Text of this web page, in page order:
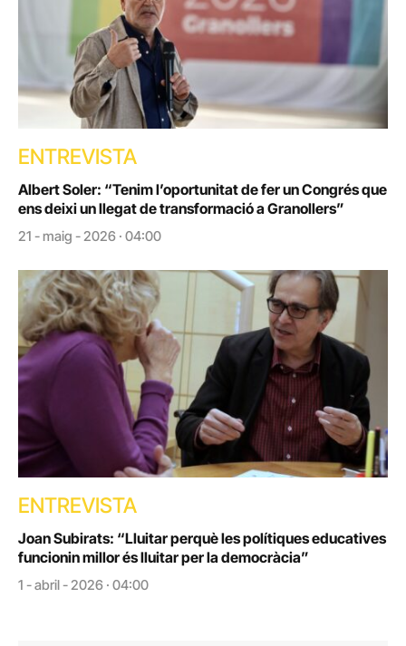
ENTREVISTA
Albert Soler: “Tenim l’oportunitat de fer un Congrés que
ens deixi un llegat de transformació a Granollers”
21 - maig - 2026 · 04:00
ENTREVISTA
Joan Subirats: “Lluitar perquè les polítiques educatives
funcionin millor és lluitar per la democràcia”
1 - abril - 2026 · 04:00